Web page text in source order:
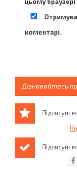
коментарі.
Дізнавайтесь